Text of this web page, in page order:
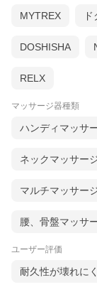
MYTREX
DOSHISHA
RELX
マッサージ器種類
ハンディマッサ
ネックマッサー
マルチマッサー
腰、骨盤マッサ
ユーザー評価
耐久性が壊れに